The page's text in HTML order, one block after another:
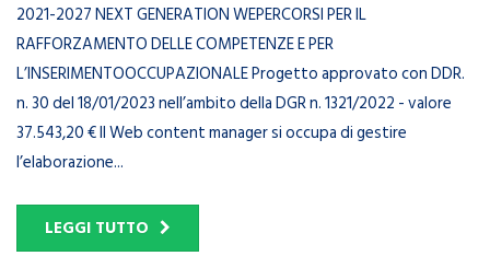
2021-2027 NEXT GENERATION WEPERCORSI PER IL
RAFFORZAMENTO DELLE COMPETENZE E PER
L’INSERIMENTOOCCUPAZIONALE Progetto approvato con DDR.
n. 30 del 18/01/2023 nell’ambito della DGR n. 1321/2022 - valore
37.543,20 € Il Web content manager si occupa di gestire
l’elaborazione...
LEGGI TUTTO